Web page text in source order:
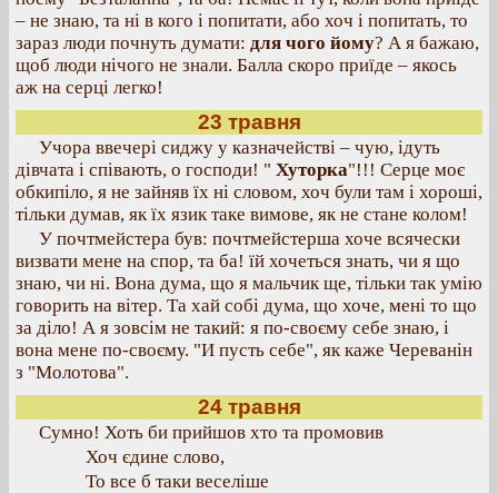
– не знаю, та ні в кого і попитати, або хоч і попитать, то
зараз люди почнуть думати: для чого йому? А я бажаю,
щоб люди нічого не знали. Балла скоро приїде – якось
аж на серці легко!
23 травня
Учора ввечері сиджу у казначействі – чую, ідуть
дівчата і співають, о господи! " Хуторка"!!! Серце моє
обкипіло, я не зайняв їх ні словом, хоч були там і хороші,
тільки думав, як їх язик таке вимове, як не стане колом!
У почтмейстера був: почтмейстерша хоче всячески
визвати мене на спор, та ба! їй хочеться знать, чи я що
знаю, чи ні. Вона дума, що я мальчик ще, тільки так умію
говорить на вітер. Та хай собі дума, що хоче, мені то що
за діло! А я зовсім не такий: я по-своєму себе знаю, і
вона мене по-своєму. "И пусть себе", як каже Череванін
з "Молотова".
24 травня
Сумно! Хоть би прийшов хто та промовив
Хоч єдине слово,
То все б таки веселіше